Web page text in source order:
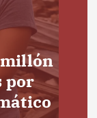
millón
por